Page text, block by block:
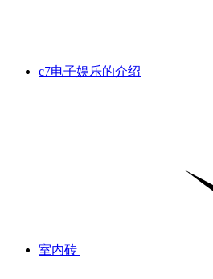
c7电子娱乐的介绍
室内砖